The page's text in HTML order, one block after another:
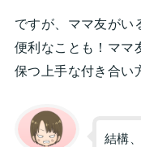
ですが、ママ友がい
便利なことも！ママ
保つ上手な付き合い
結構